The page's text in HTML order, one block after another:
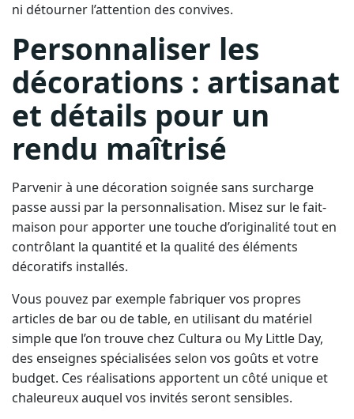
ni détourner l’attention des convives.
Personnaliser les
décorations : artisanat
et détails pour un
rendu maîtrisé
Parvenir à une décoration soignée sans surcharge
passe aussi par la personnalisation. Misez sur le fait-
maison pour apporter une touche d’originalité tout en
contrôlant la quantité et la qualité des éléments
décoratifs installés.
Vous pouvez par exemple fabriquer vos propres
articles de bar ou de table, en utilisant du matériel
simple que l’on trouve chez Cultura ou My Little Day,
des enseignes spécialisées selon vos goûts et votre
budget. Ces réalisations apportent un côté unique et
chaleureux auquel vos invités seront sensibles.